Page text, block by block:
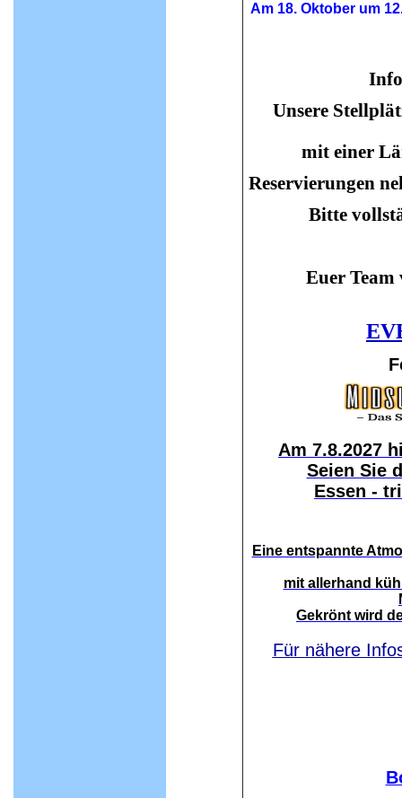
Am 18. Oktober um
Unsere
mit einer
Reservierungen
Bitte
Euer
Am 7.8.2027
Seien Sie
Essen -
Eine entspannte
mit allerhand
Gekrönt wird
Für nähere